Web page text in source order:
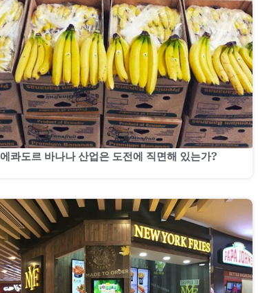
에콰도르 바나나 산업은 도전에 직면해 있는가?